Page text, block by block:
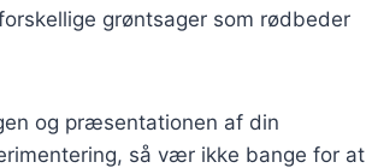
grøntsager som rødbeder
og præsentationen af din
så vær ikke bange for at